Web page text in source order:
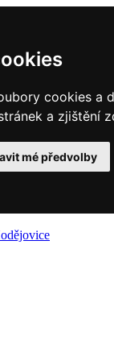
cookies a
a zjištění
mé předvolby